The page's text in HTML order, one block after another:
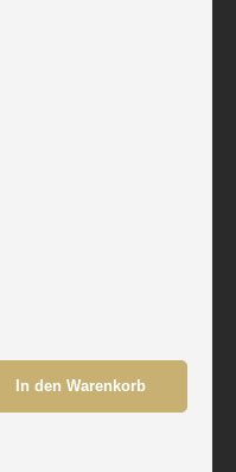
ein oder benutze die Schaltflächen um
In den Warenkorb